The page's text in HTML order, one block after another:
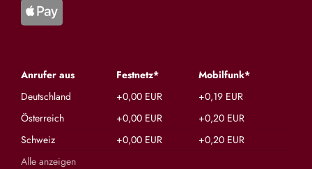
Anrufer aus Festnetz*
Mobilfunk*
Deutschland
+0,00 EUR
+0,19 EUR
Österreich
+0,00 EUR
+0,20 EUR
Schweiz
+0,00 EUR
+0,20 EUR
Alle anzeigen